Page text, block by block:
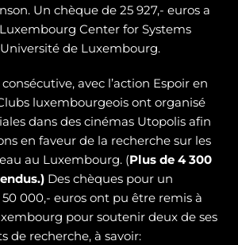
Un chèque de 25 927,- euros a
Center for Systems
de Luxembourg.
avec l’action Espoir en
luxembourgeois ont organisé
dans des cinémas Utopolis afin
en faveur de la recherche sur les
au Luxembourg. (Plus de 4 300
Des chèques pour un
000,- euros ont pu être remis à
pour soutenir deux de ses
de recherche, à savoir: